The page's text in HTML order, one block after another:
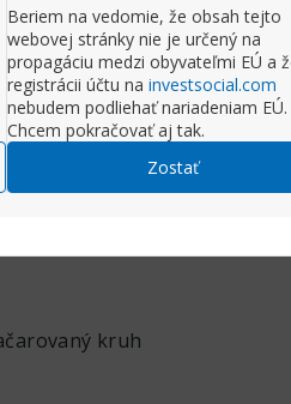
Beriem na vedomie, že obsah tejto
webovej stránky nie je určený na
propagáciu medzi obyvateľmi EÚ a
registrácii účtu na investsocial.com
nebudem podliehať nariadeniam EÚ.
Chcem pokračovať aj tak.
Zostať
príspevok
Komentr
kruh